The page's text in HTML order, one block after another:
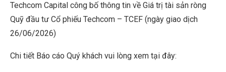
Techcom Capital công bố thông tin về Giá trị tài sản ròng
Quỹ đầu tư Cổ phiếu Techcom – TCEF (ngày giao dịch
26/06/2026)
Chi tiết Báo cáo Quý khách vui lòng xem tại đây: